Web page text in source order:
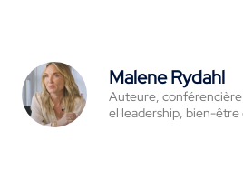
Malene Rydahl
Auteure,
el leadership, bien-